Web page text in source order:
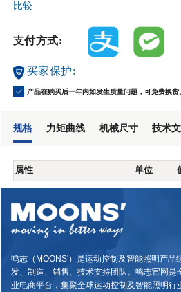
比较
支付方式:
买家保护:
产品在购买后一年内如发生质量问题，可免费换货
规格 力矩曲线 机械尺寸 技术
属性 单位
鸣志（MOONS'）是运动控制及智能照明产品
发、制造、销售、技术支持团队。鸣志官网是
业电商平台，集聚全球运动控制及智能照明行